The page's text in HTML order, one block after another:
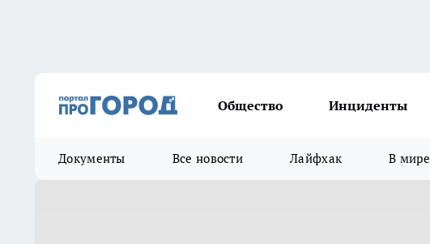
Общество Инциденты
Документы Все новости Лайфхак В мире